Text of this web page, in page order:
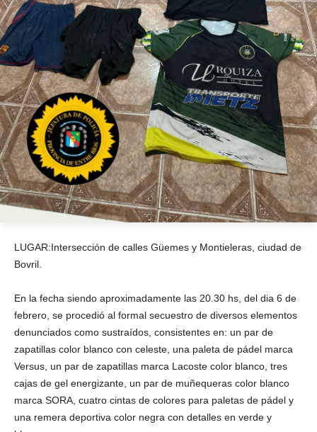
LUGAR:Intersección de calles Güemes y Montieleras, ciudad de
Bovril.
En la fecha siendo aproximadamente las 20.30 hs, del dia 6 de
febrero, se procedió al formal secuestro de diversos elementos
denunciados como sustraídos, consistentes en: un par de
zapatillas color blanco con celeste, una paleta de pádel marca
Versus, un par de zapatillas marca Lacoste color blanco, tres
cajas de gel energizante, un par de muñequeras color blanco
marca SORA, cuatro cintas de colores para paletas de pádel y
una remera deportiva color negra con detalles en verde y